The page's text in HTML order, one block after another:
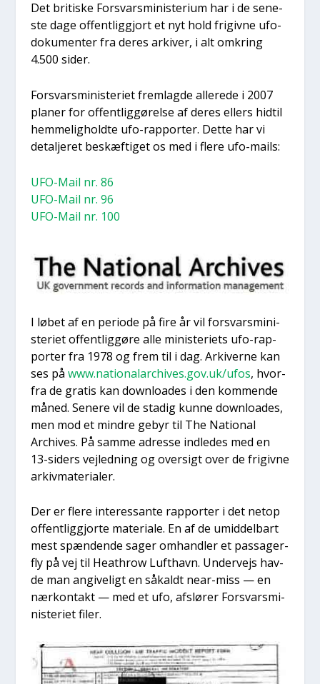
Det bri­ti­ske For­svars­mi­ni­ste­ri­um har i de sene­
ste dage offent­lig­gjort et nyt hold fri­giv­ne ufo-
doku­men­ter fra deres arki­ver, i alt omkring
4.500 sider.
For­svars­mi­ni­ste­ri­et frem­lag­de alle­re­de i 2007
pla­ner for offent­lig­gø­rel­se af deres ellers hidtil
hem­me­lig­hold­te ufo-rap­por­ter. Det­te har vi
detal­je­ret beskæf­ti­get os med i fle­re ufo-mails:
UFO-Mail nr. 86
UFO-Mail nr. 96
UFO-Mail nr. 100
I løbet af en peri­o­de på fire år vil for­svars­mi­ni­
ste­ri­et offent­lig­gø­re alle mini­ste­ri­ets ufo-rap­
por­ter fra 1978 og frem til i dag. Arki­ver­ne kan
ses på www.nationalarchives.gov.uk/ufos, hvor­
fra de gra­tis kan down­lo­a­des i den kom­men­de
måned. Sene­re vil de sta­dig kun­ne down­lo­a­des,
men mod et min­dre gebyr til The Natio­nal
Archi­ves. På sam­me adres­se ind­le­des med en
13-siders vej­led­ning og over­sigt over de fri­giv­ne
arkiv­ma­te­ri­a­ler.
Der er fle­re inter­es­san­te rap­por­ter i det net­op
offent­lig­gjor­te mate­ri­a­le. En af de umid­del­bart
mest spæn­den­de sager omhand­ler et pas­sa­ger­
fly på vej til Heat­hrow Luft­havn. Under­vejs hav­
de man angi­ve­ligt en såkaldt near-miss — en
nær­kon­takt — med et ufo, afslø­rer For­svars­mi­
ni­ste­ri­et filer.